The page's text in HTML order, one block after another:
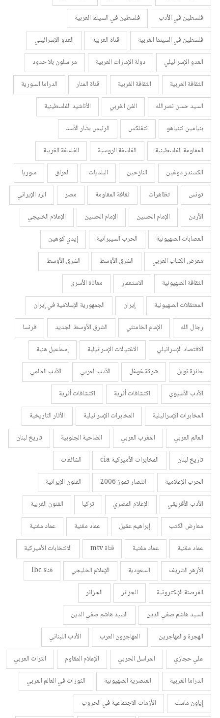
فلسطين في الأدب
فلسطين في السينما العربية
فلسطين في السينما الغربية
قناة العربية
العدو الإسرائيلي
العدو الإسرائيلي
دولة الإمارات العربية
مراسلون بلا حدود
الثقافة العربية
الثقافة الغربية قناة المنار
الدراما السورية
السيد حسن نصرالله
الفن الغربي
الأناشيد الفلسطينية
بنيامين نتنياهو
نتفلكس
الرئيس بشار الأسد
المقاومة الفلسطينية
الفلسفة الروسية
الفلسفة الغربية
الكسندر دوغين
النازحين البلديات العراق
سوريا
تونس
تظاهرات ثقافة المقاومة مصر
الرد الإيراني
الأردن
الإمام الحسين الإمام الحسين
الإعلام الخليجي
العصابات الصهيونية
الحرب السيبرانية
إيدي كوهين
معرض الكتاب العربي
الشرق الأوسط
الشرق الأوسط
الثقافة الصهيونية
الاستعمار
معاناة الأسرى
المعتقلات الصهيونية
إيران
الجمهورية الإسلامية في إيران
رجال الله
الإمام الخامنئي الشرق الأوسط الجديد
فرنسا
الاقتصاد الإسرائيلي
الاغتيالات الإسرائيلية
إسماعيل هنية
جائزة نوبل
شركة غوغل الأدب العربي
الأدب العالمي
الأدب الأسيوي
اكتشافات أثرية
اكتشافات أثرية
المخابرات الإسرائيلية
المخابرات الإسرائيلية
الأثار التاريخية
العالم العربي
المغرب العربي الضاحية الجنوبية
تاريخ لبنان
تاريخ لبنان
المخابرات الأميركية cia
الشائعات
الحرب الإعلامية
انتصار تموز 2006
الفنون الإيرانية
الأدب الأفريقي
الإعلام المصري تركيا
الفنون الغربية
معارض الكتب
إبراهيم عقيل عماد مغنية
عماد مغنية
عماد مغنية
عماد مغنية قناة mtv
الانتخابات الأميركية
الأزهر الشريف
السعودية الإعلام الخليجي
قناة lbc
القرصنة الإلكترونية
الجزائر
الجزائر
السيد هاشم صفي الدين
السيد هاشم صفي الدين
الهجرة والمهاجرين
المهاجرون العرب
الأدب اللبناني
علي حجازي
المراسل الحربي الإعلام المقاوم
التراث العربي
الدراما الغربية
العنصرية الصهيونية
الثورات في العالم العربي
إياون ماسك
الأزمات الاجتماعية في الحروب